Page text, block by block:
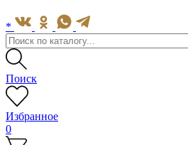
*
Поиск
Избранное
0